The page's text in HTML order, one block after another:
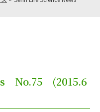
No.75 (2015.6